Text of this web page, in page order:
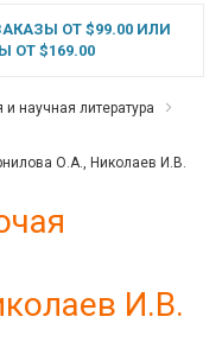
ОТ $99.00 ИЛИ
ОТ $169.00
и научная литература
О.А., Николаев И.В.
И.В.